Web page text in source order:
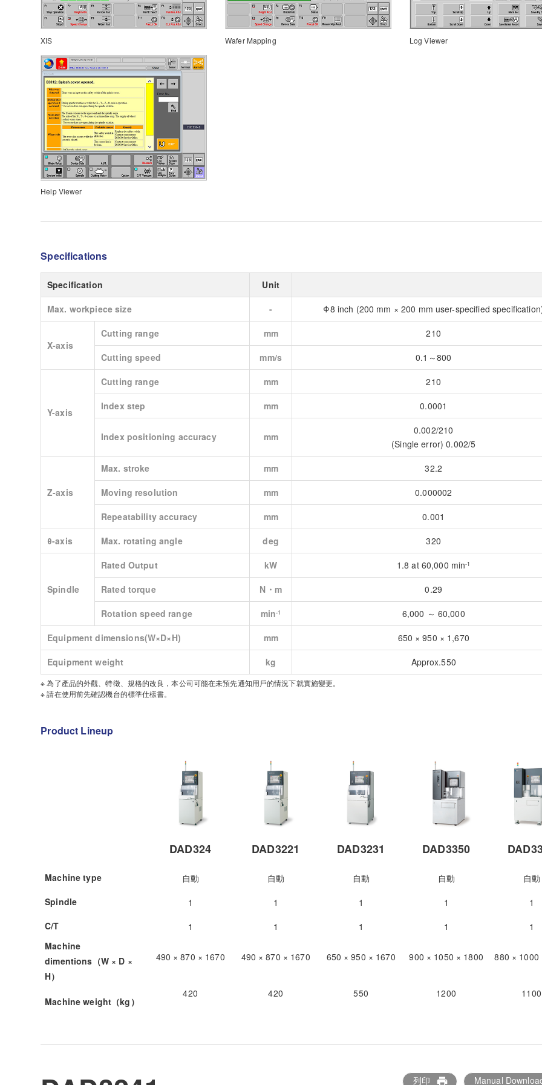
XIS Wafer Mapping Log Viewer
Help Viewer
Specifications
Specification
Unit
Max. workpiece size
- Φ8 inch (200 mm × 200 mm user-specified
X-axis
Cutting range mm
210
Cutting speed
mm/s 0.1～800
Y-axis
Cutting range mm
210
Index step
mm 0.0001
Index positioning accuracy mm
0.002/210
(Single error) 0.002/5
Z-axis
Max. stroke mm
32.2
Moving resolution
mm
0.000002
Repeatability accuracy
mm
0.001
θ-axis
Max. rotating angle deg 320
Spindle
Rated Output kW 1.8 at 60,000 min-1
Rated torque N・m
0.29
Rotation speed range
min‐1
6,000 ～ 60,000
Equipment dimensions(W×D×H)
mm
650 × 950 × 1,670
Equipment weight
kg Approx.550
※ 為了產品的外觀、特徵、規格的改良，本公司可能在未預先通知用戶的情況下就實施變更。
※ 請在使用前先確認機台的標準仕樣書。
Product Lineup
Machine type
Spindle
C/T
Machine
dimentions（W × D ×
H）
Machine weight（kg）
DAD324 DAD3221 DAD3231 DAD3350
自動 自動 自動 自動
自動
1
1 1 1
1
1
1 1 1 1
490 × 870 × 1670 490 × 870 × 1670 650 × 950 × 1670 900 × 1050 × 1800 880 × 1000
420 420 550 1200 1100
列印 print Manual